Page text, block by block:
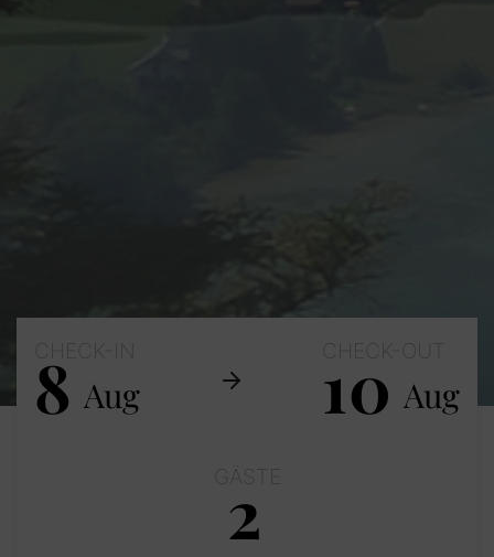
8 Aug 10 Aug
2